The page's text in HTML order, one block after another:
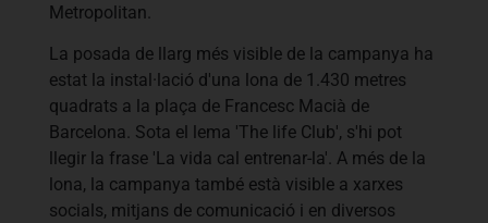
Metropolitan.
La posada de llarg més visible de la campanya ha
estat la instal·lació d'una lona de 1.430 metres
quadrats a la plaça de Francesc Macià de
Barcelona. Sota el lema 'The life Club', s'hi pot
llegir la frase 'La vida cal entrenar-la'. A més de la
lona, ​​la campanya també està visible a xarxes
socials, mitjans de comunicació i en diversos